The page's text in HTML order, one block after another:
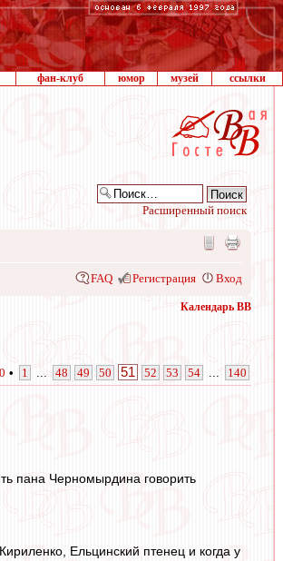
фан-клуб юмор музей ссылки
Расширенный поиск
FAQ Регистрация Вход
Календарь ВВ
• 1 48 49 50 51 52 53 54 140
пана Черномырдина говорить
Ельцинский птенец и когда у